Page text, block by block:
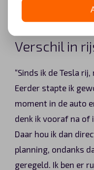
nog eens erg
Verschil in
“Sinds ik de Tesla
Eerder stapte ik
moment in de auto
denk ik vooraf na of
Daar hou ik dan
planning, ondanks
geregeld. Ik ben er